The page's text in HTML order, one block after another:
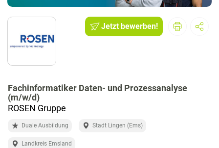
ü
i
Jetzt bewerben!
Fachinformatiker Daten- und Prozessanalyse
(m/w/d)
ROSEN Gruppe
Duale Ausbildung Stadt Lingen (Ems)
Landkreis Emsland